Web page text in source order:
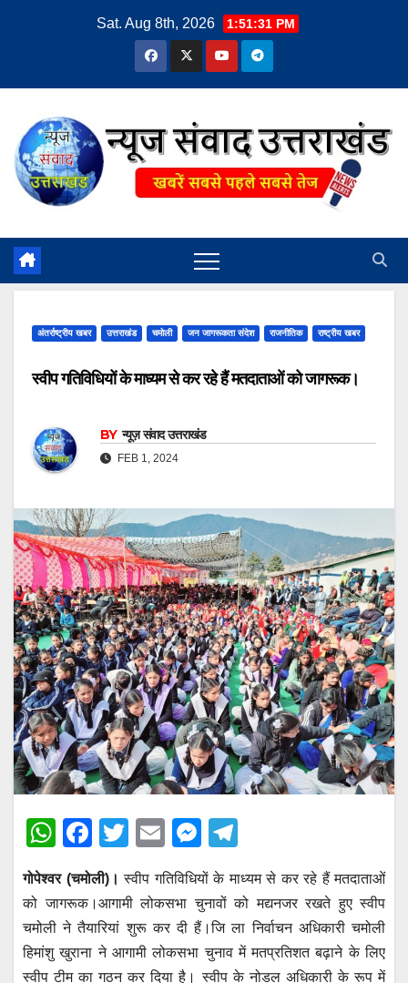
Sat. Aug 8th, 2026 1:51:31 PM
अंतर्राष्ट्रीय खबर उत्तराखंड चमोली जन जागरूकता संदेश राजनीतिक राष्ट्रीय खबर
स्वीप गतिविधियों के माध्यम से कर रहे हैं मतदाताओं को जागरूक।
BY न्यूज़ संवाद उत्तराखंड
FEB 1, 2024
W
at
s
A
F
a
c
e
b
T
tt
er
E
ail
M
e
ss
e
n
e
gr
a
गोपेश्वर (चमोली)। स्वीप गतिविधियों के माध्यम से कर रहे हैं मतदाताओं
को जागरूक।आगामी लोकसभा चुनावों को मद्यनजर रखते हुए स्वीप
चमोली ने तैयारियां शुरू कर दी हैं।जि ला निर्वाचन अधिकारी चमोली
हिमांशु खुराना ने आगामी लोकसभा चुनाव में मतप्रतिशत बढ़ाने के लिए
स्वीप टीम का गठन कर दिया है। स्वीप के नोडल अधिकारी के रूप में